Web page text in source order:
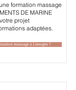
formation massage
DE MARINE
projet
adaptées.
massage à Limoges ?